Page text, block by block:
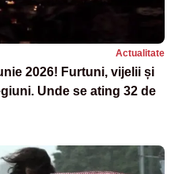
Actualitate
2026! Furtuni, vijelii și
Unde se ating 32 de